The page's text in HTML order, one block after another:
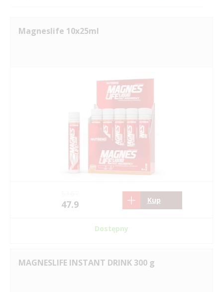
Magneslife 10x25ml
47.9 Kup
Dostępny
MAGNESLIFE INSTANT DRINK 300 g